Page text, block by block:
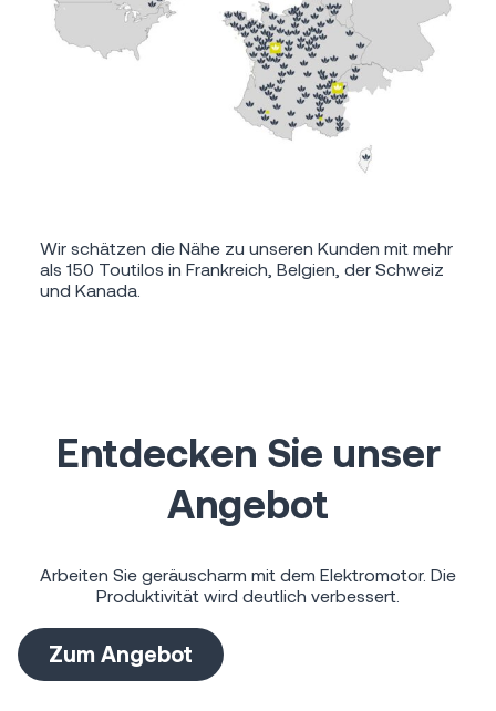
Wir schätzen die Nähe zu unseren Kunden mit mehr
als 150 Toutilos in Frankreich, Belgien, der Schweiz
und Kanada.
Entdecken Sie unser
Angebot
Arbeiten Sie geräuscharm mit dem Elektromotor. Die
Produktivität wird deutlich verbessert.
Zum Angebot